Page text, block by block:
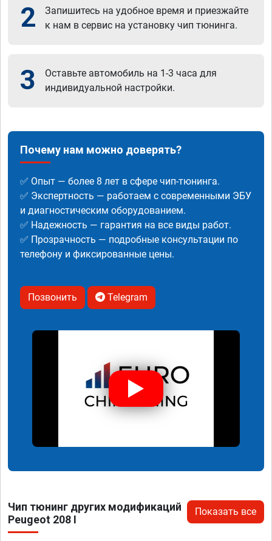
2
Запишитесь на удобное время и приезжайте
к нам в сервис на установку чип тюнинга.
3
Оставьте автомобиль на 1-3 часа для
индивидуальной настройки.
Почему нам можно доверять?
✅ Опыт — более 8 лет в сфере чип-тюнинга.
✅ Экспертность — работаем с современными ЭБУ
и диагностическим оборудованием.
✅ Надежность — гарантия на все виды работ.
✅ Прозрачность — подробные консультации по
телефону и фиксированные цены.
Позвонить Telegram
Чип тюнинг других модификаций
Peugeot 208 I
Показать все